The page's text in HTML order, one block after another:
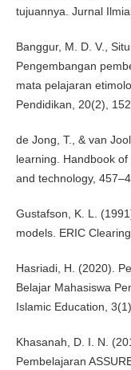
tujuannya. Jurnal
Banggur, M. D. V.,
Pengembangan
mata pelajaran
Pendidikan, 20(2),
de Jong, T., & van
learning. Handbook
and technology,
Gustafson, K. L.
models. ERIC
Hasriadi, H. (2020).
Belajar Mahasiswa
Islamic Education,
Khasanah, D. I. N.
Pembelajaran